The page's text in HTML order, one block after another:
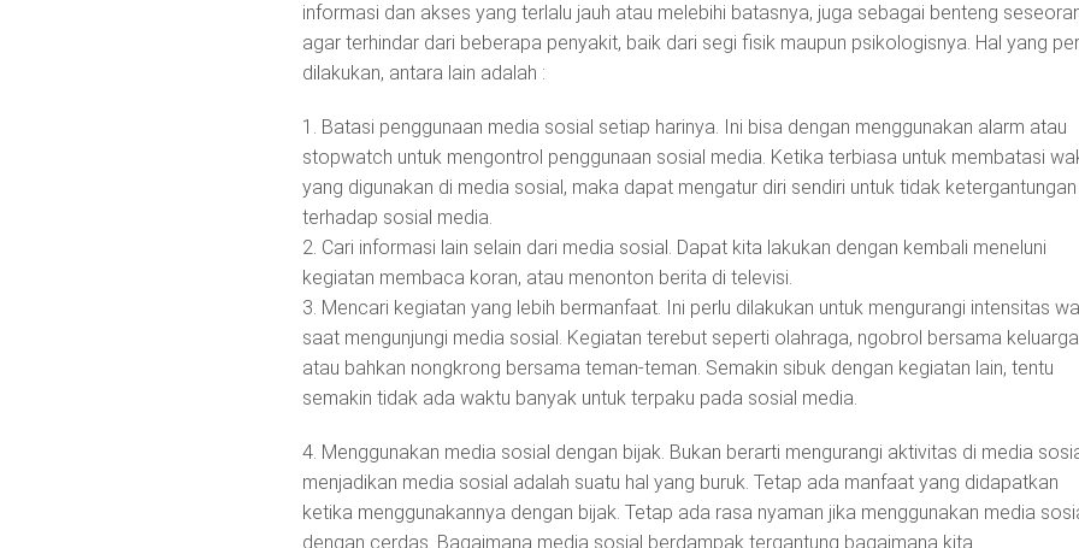
informasi dan akses yang terlalu jauh atau melebihi batasnya, juga sebagai benteng
agar terhindar dari beberapa penyakit, baik dari segi fisik maupun psikologisnya. Hal yang
dilakukan, antara lain adalah :
1. Batasi penggunaan media sosial setiap harinya. Ini bisa dengan menggunakan alarm atau
stopwatch untuk mengontrol penggunaan sosial media. Ketika terbiasa untuk membatasi
yang digunakan di media sosial, maka dapat mengatur diri sendiri untuk tidak ketergantungan
terhadap sosial media.
2. Cari informasi lain selain dari media sosial. Dapat kita lakukan dengan kembali meneluni
kegiatan membaca koran, atau menonton berita di televisi.
3. Mencari kegiatan yang lebih bermanfaat. Ini perlu dilakukan untuk mengurangi intensitas
saat mengunjungi media sosial. Kegiatan terebut seperti olahraga, ngobrol bersama keluarga
atau bahkan nongkrong bersama teman-teman. Semakin sibuk dengan kegiatan lain, tentu
semakin tidak ada waktu banyak untuk terpaku pada sosial media.
4. Menggunakan media sosial dengan bijak. Bukan berarti mengurangi aktivitas di media
menjadikan media sosial adalah suatu hal yang buruk. Tetap ada manfaat yang didapatkan
ketika menggunakannya dengan bijak. Tetap ada rasa nyaman jika menggunakan media
dengan cerdas. Bagaimana media sosial berdampak tergantung bagaimana kita